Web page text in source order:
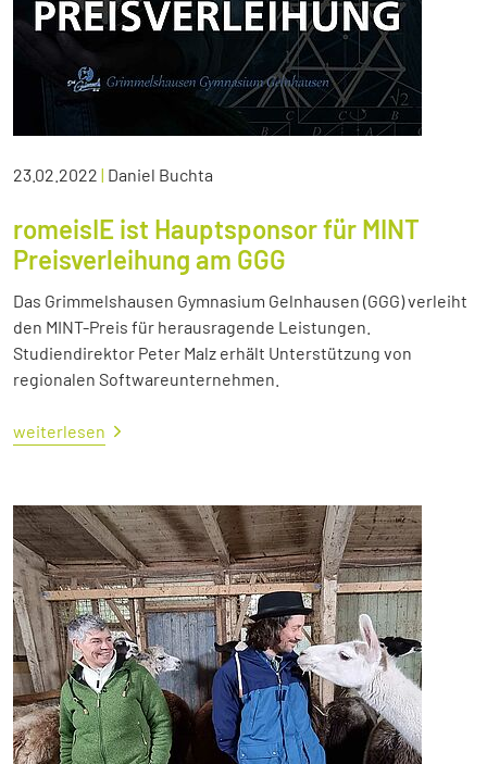
23.02.2022 | Daniel Buchta
romeisIE ist Hauptsponsor für MINT
Preisverleihung am GGG
Das Grimmelshausen Gymnasium Gelnhausen (GGG) verleiht
den MINT-Preis für herausragende Leistungen.
Studiendirektor Peter Malz erhält Unterstützung von
regionalen Softwareunternehmen.
weiterlesen